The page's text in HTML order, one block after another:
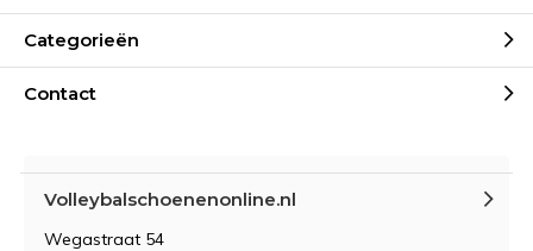
Categorieën
Contact
Volleybalschoenenonline.nl
Wegastraat 54